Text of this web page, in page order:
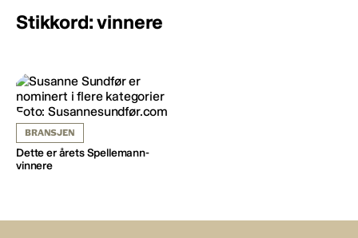
Stikkord: vinnere
BRANSJEN
Dette er årets Spellemann-
vinnere